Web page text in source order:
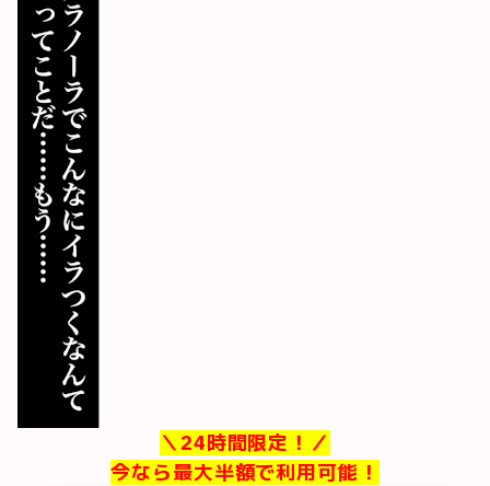
＼24時間限定！／
今なら最大半額で利用可能！